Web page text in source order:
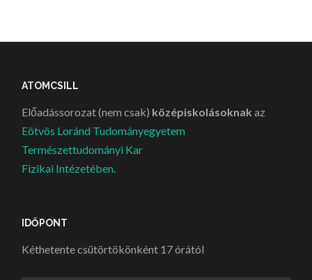
ATOMCSILL
Előadássorozat (nem csak) középiskolásoknak az
Eötvös Loránd Tudományegyetem
Természettudományi Kar
Fizikai Intézetében
IDŐPONT
Kéthetente csütörtökönként 17 órától